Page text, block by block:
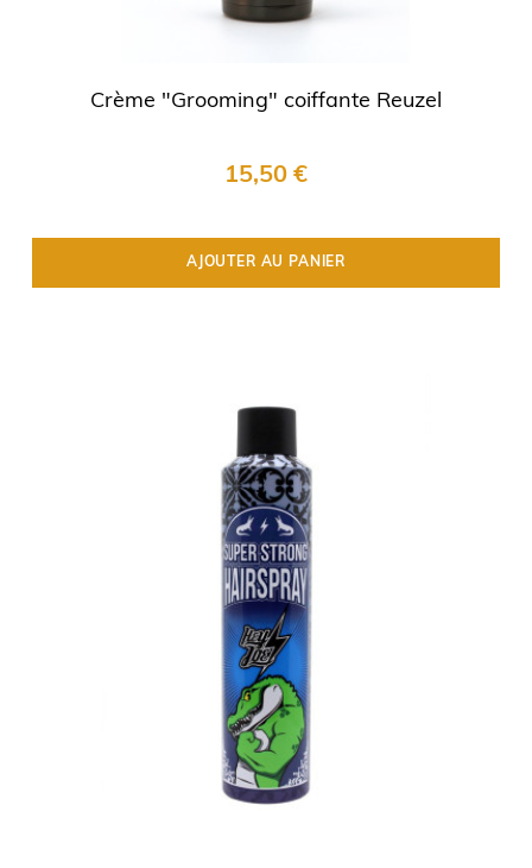
Crème "Grooming" coiffante Reuzel
15,50 €
AJOUTER AU PANIER